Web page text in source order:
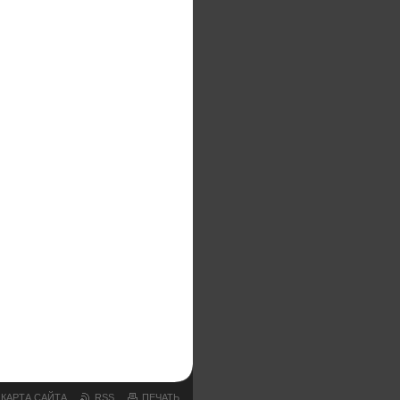
НАНО
КАРТА САЙТА RSS ПЕЧАТЬ